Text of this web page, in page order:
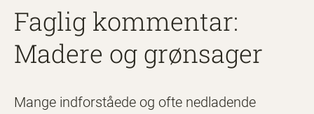
Faglig kommentar:
Madere og grønsager
Mange indforståede og ofte nedladende